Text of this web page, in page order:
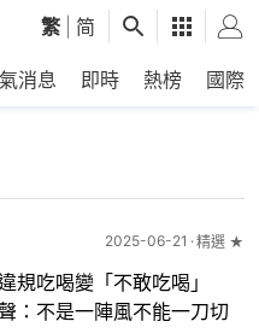
繁 简
消息 即時 熱榜 國際
2025-06-21 精選 ★
規吃喝變「不敢吃喝」
：不是一陣風不能一刀切